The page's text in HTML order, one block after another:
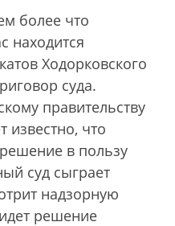
более что
находится
Ходорковского
суда.
правительству
известно, что
решение в пользу
суд сыграет
надзорную
решение